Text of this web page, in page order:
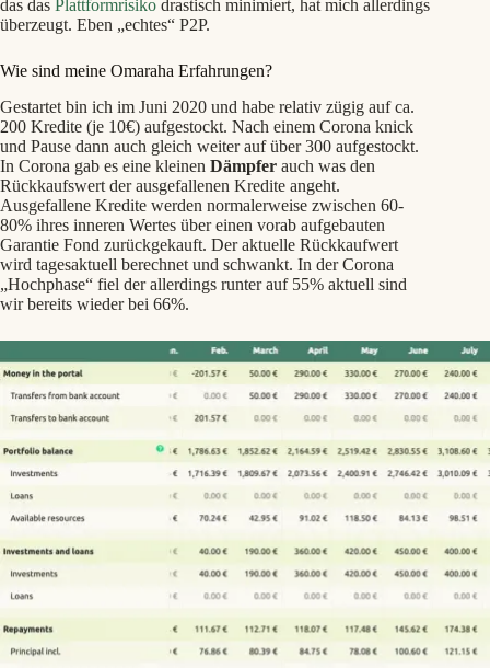
das das Plattformrisiko drastisch minimiert, hat mich allerdings
überzeugt. Eben „echtes“ P2P.
Wie sind meine Omaraha Erfahrungen?
Gestartet bin ich im Juni 2020 und habe relativ zügig auf ca.
200 Kredite (je 10€) aufgestockt. Nach einem Corona knick
und Pause dann auch gleich weiter auf über 300 aufgestockt.
In Corona gab es eine kleinen Dämpfer auch was den
Rückkaufswert der ausgefallenen Kredite angeht.
Ausgefallene Kredite werden normalerweise zwischen 60-
80% ihres inneren Wertes über einen vorab aufgebauten
Garantie Fond zurückgekauft. Der aktuelle Rückkaufwert
wird tagesaktuell berechnet und schwankt. In der Corona
„Hochphase“ fiel der allerdings runter auf 55% aktuell sind
wir bereits wieder bei 66%.